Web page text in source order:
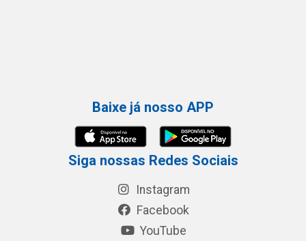
Baixe já nosso APP
Siga nossas Redes Sociais
Instagram
Facebook
YouTube